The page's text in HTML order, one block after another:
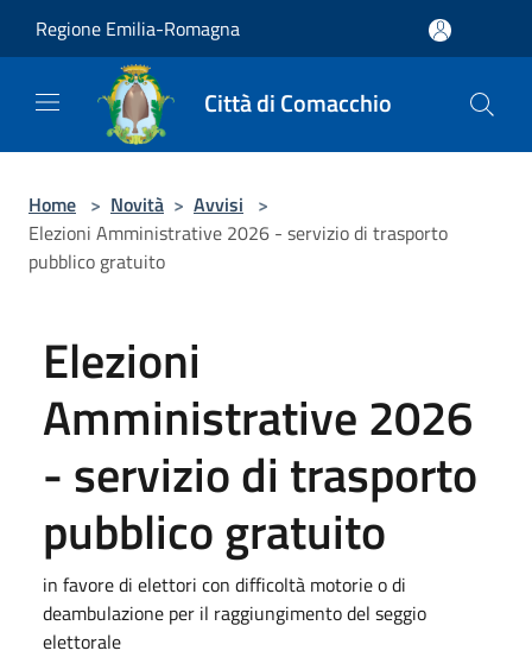
Regione Emilia-Romagna
Città di Comacchio
Home > Novità > Avvisi >
Elezioni Amministrative 2026 - servizio di trasporto
pubblico gratuito
Elezioni
Amministrative 2026
- servizio di trasporto
pubblico gratuito
in favore di elettori con difficoltà motorie o di
deambulazione per il raggiungimento del seggio
elettorale